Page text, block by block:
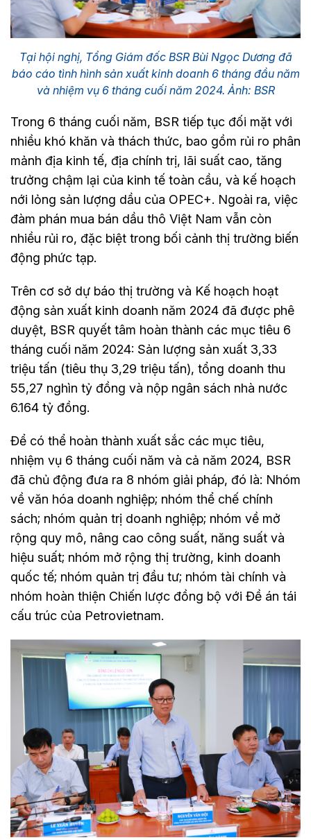
Tại hội nghị, Tổng Giám đốc BSR Bùi Ngọc Dương đã
báo cáo tình hình sản xuất kinh doanh 6 tháng đầu năm
và nhiệm vụ 6 tháng cuối năm 2024. Ảnh: BSR
Trong 6 tháng cuối năm, BSR tiếp tục đối mặt với
nhiều khó khăn và thách thức, bao gồm rủi ro phân
mảnh địa kinh tế, địa chính trị, lãi suất cao, tăng
trưởng chậm lại của kinh tế toàn cầu, và kế hoạch
nới lỏng sản lượng dầu của OPEC+. Ngoài ra, việc
đàm phán mua bán dầu thô Việt Nam vẫn còn
nhiều rủi ro, đặc biệt trong bối cảnh thị trường biến
động phức tạp.
Trên cơ sở dự báo thị trường và Kế hoạch hoạt
động sản xuất kinh doanh năm 2024 đã được phê
duyệt, BSR quyết tâm hoàn thành các mục tiêu 6
tháng cuối năm 2024: Sản lượng sản xuất 3,33
triệu tấn (tiêu thụ 3,29 triệu tấn), tổng doanh thu
55,27 nghìn tỷ đồng và nộp ngân sách nhà nước
6.164 tỷ đồng.
Để có thể hoàn thành xuất sắc các mục tiêu,
nhiệm vụ 6 tháng cuối năm và cả năm 2024, BSR
đã chủ động đưa ra 8 nhóm giải pháp, đó là: Nhóm
về văn hóa doanh nghiệp; nhóm thể chế chính
sách; nhóm quản trị doanh nghiệp; nhóm về mở
rộng quy mô, nâng cao công suất, năng suất và
hiệu suất; nhóm mở rộng thị trường, kinh doanh
quốc tế; nhóm quản trị đầu tư; nhóm tài chính và
nhóm hoàn thiện Chiến lược đồng bộ với Đề án tái
cấu trúc của Petrovietnam.